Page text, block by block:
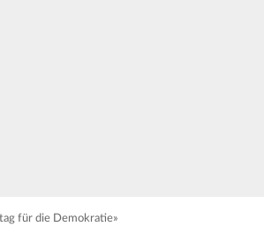
für die Demokratie»